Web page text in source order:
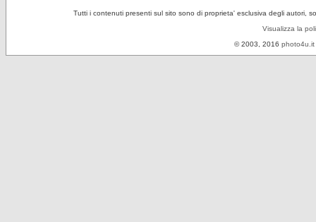
Tutti i contenuti presenti sul sito sono di proprieta' esclusiva degli autori,
Visualizza la
© 2003, 2016 photo4u.it